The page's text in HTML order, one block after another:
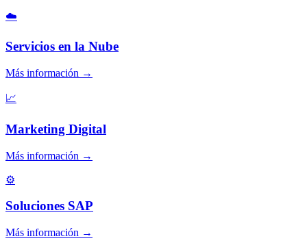
☁️
Servicios en la Nube
Más información →
📈
Marketing Digital
Más información →
⚙️
Soluciones SAP
Más información →